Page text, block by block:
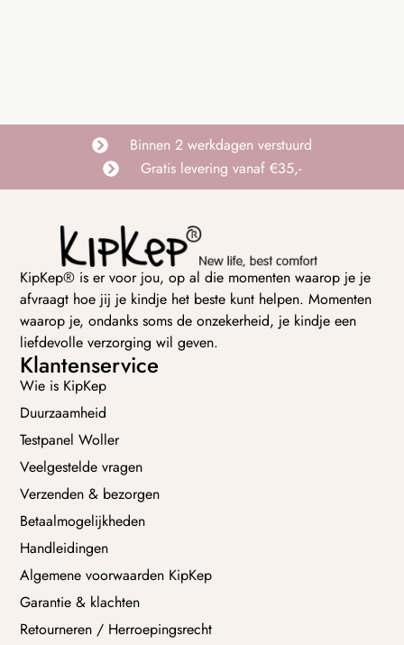
Binnen 2 werkdagen verstuurd
Gratis levering vanaf €35,-
KipKep® is er voor jou, op al die momenten waarop je je
afvraagt hoe jij je kindje het beste kunt helpen. Momenten
waarop je, ondanks soms de onzekerheid, je kindje een
liefdevolle verzorging wil geven.
Klantenservice
Wie is KipKep
Duurzaamheid
Testpanel Woller
Veelgestelde vragen
Verzenden & bezorgen
Betaalmogelijkheden
Handleidingen
Algemene voorwaarden KipKep
Garantie & klachten
Retourneren / Herroepingsrecht